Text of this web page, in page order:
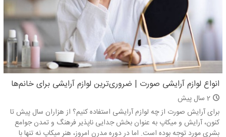
انواع لوازم آرایشی صورت | ضروری‌ترین لوازم آرایشی برای خانم‌ها
2 سال پیش
برای آرایش صورت از چه لوازم آرایشی استفاده کنیم؟ از هزاران سال پیش تا
کنون، آرایش و میکاپ به عنوان بخش جدایی ناپذیر فرهنگ و تمدن جوامع
بشری مورد توجه بوده است. اما در دوره مدرن امروز، هنر میکاپ نه تنها با